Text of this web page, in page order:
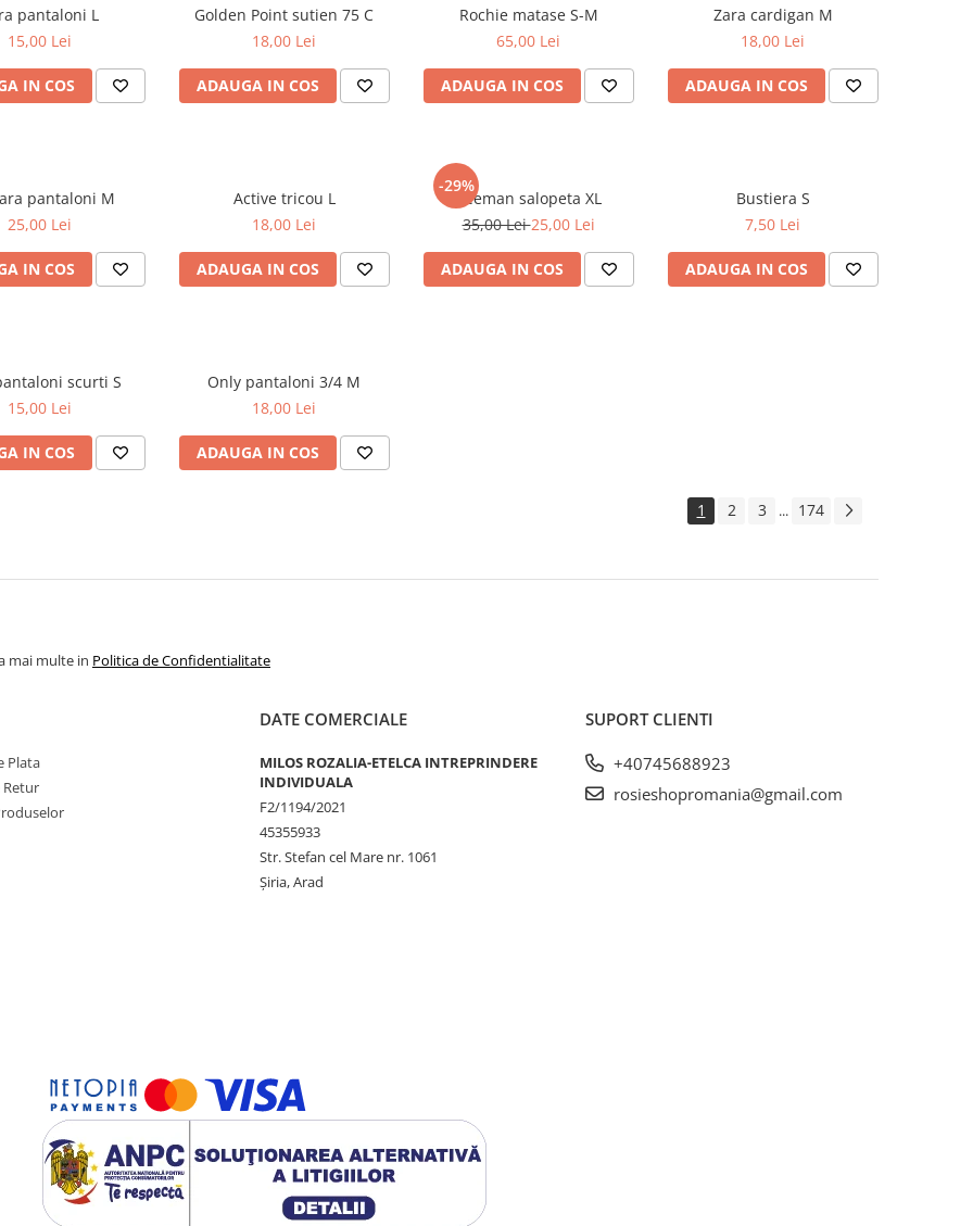
Zara pantaloni L
15,00 Lei
IN COS
Golden Point sutien 75 C
18,00 Lei
ADAUGA IN COS
Rochie matase S-M
65,00 Lei
ADAUGA IN COS
Zara cardigan M
18,00 Lei
ADAUGA IN COS
SA.Hara pantaloni M
25,00 Lei
IN COS
Active tricou L
18,00 Lei
ADAUGA IN COS
-29%
Zeeman salopeta XL
35,00 Lei25,00 Lei
ADAUGA IN COS
Bustiera S
7,50 Lei
ADAUGA IN COS
Toni pantaloni scurti S
15,00 Lei
IN COS
Only pantaloni 3/4 M
18,00 Lei
ADAUGA IN COS
1 2 3 ... 174
mai multe in Politica de Confidentialitate
Plata
Retur
DATE COMERCIALE
MILOS ROZALIA-ETELCA INTREPRINDERE
INDIVIDUALA
F2/1194/2021
45355933
Str. Stefan cel Mare nr. 1061
Șiria, Arad
SUPORT CLIENTI
+40745688923
rosieshopromania@gmail.com